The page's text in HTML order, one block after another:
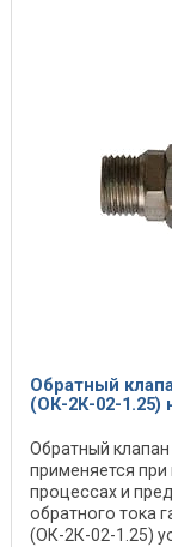
Обратный
(ОК-2К-02-1.25)
Обратный
применяется при
процессах и
обратного тока
(ОК-2К-02-1.25)